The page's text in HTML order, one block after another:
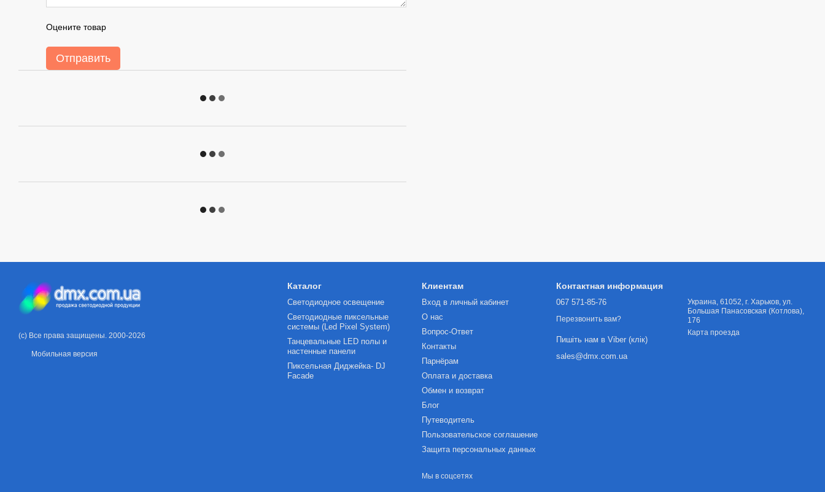
Оцените товар
Отправить
(c) Все права защищены. 2000-2026
Мобильная версия
Каталог
Светодиодное освещение
Светодиодные пиксельные
системы (Led Pixel System)
Танцевальные LED полы и
настенные панели
Пиксельная Диджейка- DJ
Facade
Клиентам
Вход в личный кабинет
О нас
Вопрос-Ответ
Контакты
Парнёрам
Оплата и доставка
Обмен и возврат
Блог
Путеводитель
Пользовательское соглашение
Защита персональных данных
Мы в соцсетях
Контактная информация
067 571-85-76
Перезвонить вам?
Пишіть нам в Viber (клік)
sales@dmx.com.ua
Украина, 61052, г. Харьков, ул.
Большая Панасовская (Котлова),
176
Карта проезда